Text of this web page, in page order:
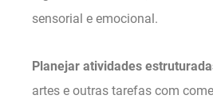
sensorial e emocional.
Planejar atividades
artes e outras tarefas com